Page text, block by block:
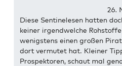
26.
Diese Sentinelesen hatten
keiner irgendwelche
wenigstens einen großen
dort vermutet hat. Kleiner
Prospektoren, schaut mal